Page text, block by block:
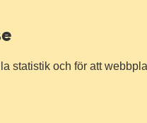
statistik och för att